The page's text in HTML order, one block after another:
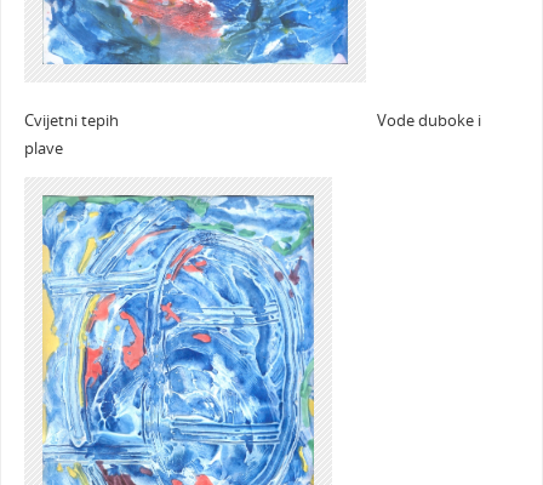
Cvijetni tepih Vode duboke i
plave